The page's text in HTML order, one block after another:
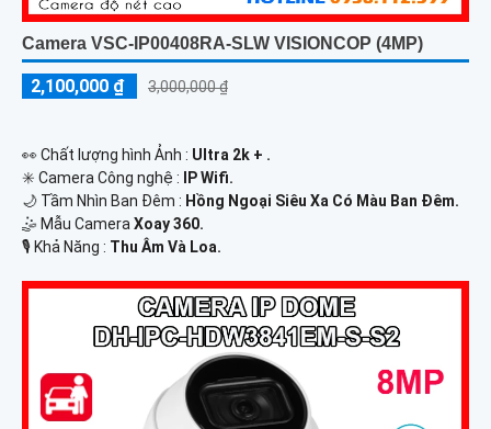
Camera VSC-IP00408RA-SLW VISIONCOP (4MP)
2,100,000 ₫ 3,000,000 ₫
️👀 Chất lượng hình Ảnh : Ultra 2k + .
✳️ Camera Công nghệ :
IP Wifi.
🌙 Tầm Nhìn Ban Đêm : Hồng Ngoại Siêu Xa Có Màu Ban Ðêm.
🤹 Mẫu Camera Xoay 360.
️🎙 Khả Năng : Thu Âm Và Loa.